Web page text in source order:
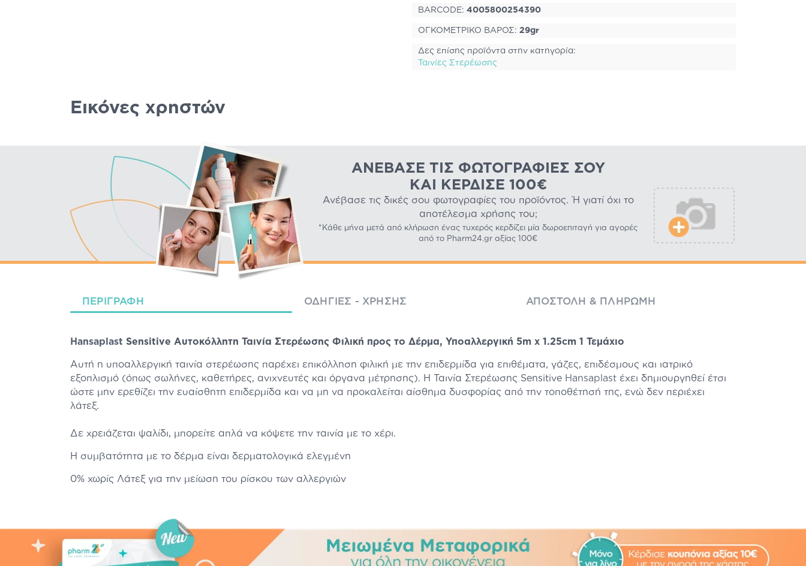
BARCODE: 4005800254390
ΟΓΚΟΜΕΤΡΙΚΟ ΒΑΡΟΣ: 29gr
Δες επίσης προϊόντα στην κατηγορία:
Ταινίες Στερέωσης
Εικόνες χρηστών
ΑΝΈΒΑΣΕ ΤΙΣ ΦΩΤΟΓΡΑΦΊΕΣ ΣΟΥ
ΚΑΙ ΚΈΡΔΙΣΕ 100€
Ανέβασε τις δικές σου φωτογραφίες του προϊόντος. Ή γιατί όχι το
αποτέλεσμα χρήσης του;
*Κάθε μήνα μετά από κλήρωση ένας τυχερός κερδίζει μία δωροεπιταγή για αγορές
από το Pharm24.gr αξίας 100€
ΠΕΡΙΓΡΑΦΉ ΟΔΗΓΊΕΣ - ΧΡΉΣΗΣ ΑΠΟΣΤΟΛΉ & ΠΛΗΡΩΜΉ
Hansaplast Sensitive Αυτοκόλλητη Ταινία Στερέωσης Φιλική προς το Δέρμα, Υποαλλεργική 5m x 1.25cm 1 Τεμάχιο
Αυτή η υποαλλεργική ταινία στερέωσης παρέχει επικόλληση φιλική με την επιδερμίδα για επιθέματα, γάζες, επιδέσμους και ιατρικό
εξοπλισμό (όπως σωλήνες, καθετήρες, ανιχνευτές και όργανα μέτρησης). Η Ταινία Στερέωσης Sensitive Hansaplast έχει δημιουργηθεί έτσι
ώστε μην ερεθίζει την ευαίσθητη επιδερμίδα και να μη να προκαλείται αίσθημα δυσφορίας από την τοποθέτησή της, ενώ δεν περιέχει
λάτεξ.
Δε χρειάζεται ψαλίδι, μπορείτε απλά να κόψετε την ταινία με το χέρι.
Η συμβατότητα με το δέρμα είναι δερματολογικά ελεγμένη
0% χωρίς Λάτεξ για την μείωση του ρίσκου των αλλεργιών